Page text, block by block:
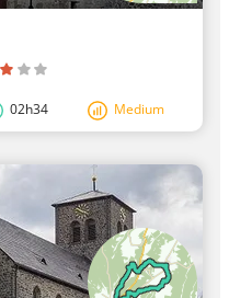
02h34 Medium